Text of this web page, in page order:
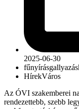
2025-06-30
fűnyírásgallyazás
HírekVáros
Az ÓVI szakemberei
rendezettebb, szebb